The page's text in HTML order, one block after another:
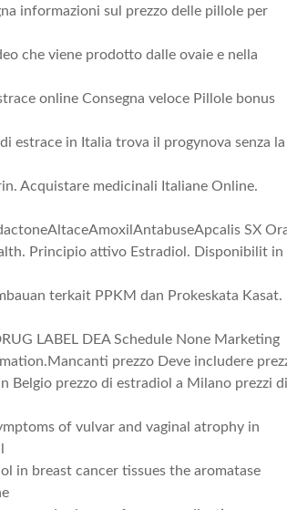
informazioni sul prezzo delle pillole per
che viene prodotto dalle ovaie e nella
online Consegna veloce Pillole bonus
estrace in Italia trova il progynova senza la
Acquistare medicinali Italiane Online.
SX
Principio attivo Estradiol. Disponibilit in
terkait PPKM dan Prokeskata Kasat.
LABEL DEA Schedule None Marketing
prezzo Deve includere
Belgio prezzo di estradiol a Milano prezzi
of vulvar and vaginal atrophy in
in breast cancer tissues the aromatase